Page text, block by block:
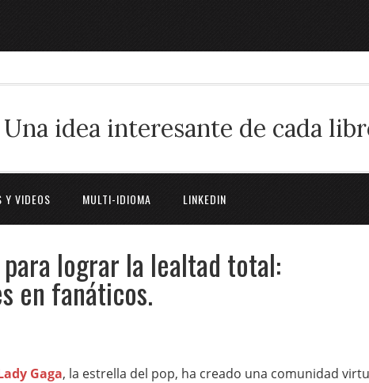
Una idea interesante de cada
Y VIDEOS MULTI-IDIOMA LINKEDIN
lograr la lealtad total:
en fanáticos.
Gaga, la estrella del pop, ha creado una comunidad